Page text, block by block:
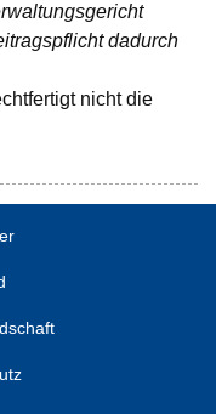
dadurch
nicht die